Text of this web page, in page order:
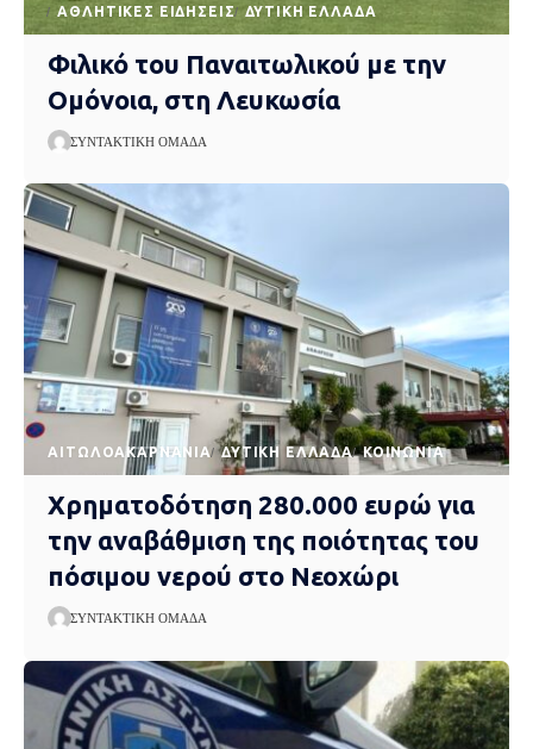
ΑΘΛΗΤΙΚΈΣ ΕΙΔΉΣΕΙΣ
ΔΥΤΙΚΉ ΕΛΛΆΔΑ
Φιλικό του Παναιτωλικού με την
Ομόνοια, στη Λευκωσία
ΣΥΝΤΑΚΤΙΚΉ ΟΜΆΔΑ
AΙΤΩΛΟΑΚΑΡΝΑΝΊΑ ΔΥΤΙΚΉ ΕΛΛΆΔΑ ΚΟΙΝΩΝΊΑ
Χρηματοδότηση 280.000 ευρώ για
την αναβάθμιση της ποιότητας του
πόσιμου νερού στο Νεοχώρι
ΣΥΝΤΑΚΤΙΚΉ ΟΜΆΔΑ